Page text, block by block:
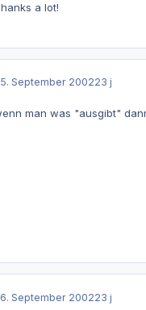
a lot!
September 200223 j
man was "ausgibt"
September 200223 j